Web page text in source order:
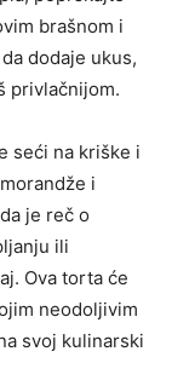
brašnom i
dodaje ukus,
privlačnijom.
seći na kriške i
i
je reč o
ili
Ova torta će
neodoljivim
svoj kulinarski